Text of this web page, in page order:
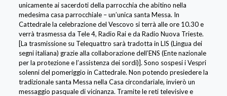
unicamente ai sacerdoti della parrocchia che abitino nella
medesima casa parrocchiale – un’unica santa Messa. In
Cattedrale la celebrazione del Vescovo si terrà alle ore 10.30 e
verrà trasmessa da Tele 4, Radio Rai e da Radio Nuova Trieste.
[La trasmissione su Telequattro sarà tradotta in LIS (Lingua dei
segni italiana) grazie alla collaborazione dell’ENS (Ente nazionale
per la protezione e l’assistenza dei sordi)]. Sono sospesi i Vespri
solenni del pomeriggio in Cattedrale. Non potendo presiedere la
tradizionale santa Messa nella Casa circondariale, invierò un
messaggio pasquale di vicinanza. Tramite le reti televisive e